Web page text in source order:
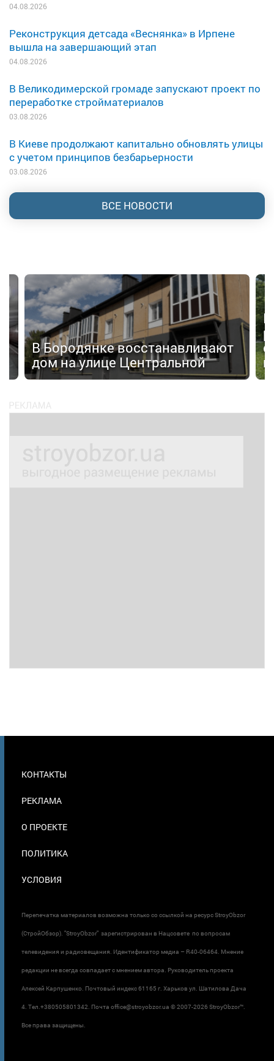
04.08.2026
Реконструкция детсада «Веснянка» в Ирпене
вышла на завершающий этап
04.08.2026
В Великодимерской громаде запускают проект по
переработке стройматериалов
03.08.2026
В Киеве продолжают капитально обновлять улицы
с учетом принципов безбарьерности
03.08.2026
ВСЕ НОВОСТИ
В Бородянке восстанавливают
дом на улице Центральной
В
КОНТАКТЫ
РЕКЛАМА
О ПРОЕКТЕ
ПОЛИТИКА
УСЛОВИЯ
Перепечатка материалов возможна только со ссылкой на ресурс StroyObzor
(СтройОбзор). "StroyObzor" зарегистрирован в Нацсовете по вопросам
телевидения и радиовещания. Идентификатор медиа – R40-06464. Мнение
редакции не всегда совпадает с мнением автора. Руководитель проекта
Алексей Карпушенко. Почтовый индекс 61165 г. Харьков ул. Шатилова Дача
4. Тел.+380505801342. Почта office@stroyobzor.ua © 2007-2026 StroyObzor™.
Все права защищены.